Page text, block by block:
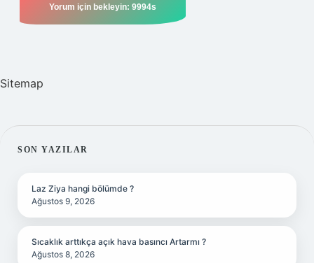
Sitemap
SIDEBAR
SON YAZILAR
Laz Ziya hangi bölümde ?
Ağustos 9, 2026
Sıcaklık arttıkça açık hava basıncı Artarmı ?
Ağustos 8, 2026